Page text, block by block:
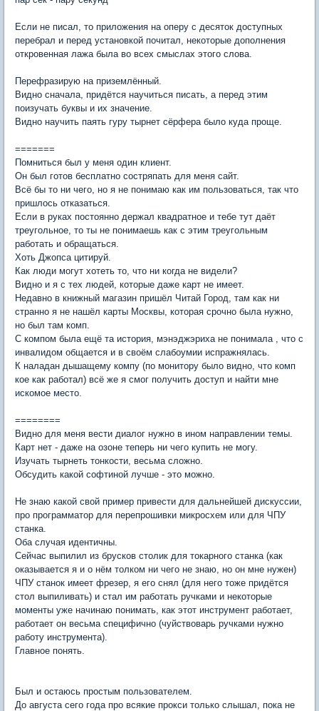
Если не писал, то приложения на оперу с десяток доступных
перебрал и перед установкой почитал, некоторые дополнения
откровенная лажа была во всех смыслах этого слова.
Перефразирую на приземлённый.
Видно сначала, придётся научиться писать, а перед этим
поизучать буквы и их значение.
Видно научить паять гуру тырнет сёрфера было куда проще.
=======
Помниться был у меня один клиент.
Он был готов бесплатно состряпать для меня сайт.
Всё бы то ни чего, но я не понимаю как им пользоваться, так что
пришлось отказаться.
Если в руках постоянно держал квадратное и тебе тут даёт
треугольное, то ты не понимаешь как с этим треугольным
работать и обращаться.
Хоть Джопса цитируй.
Как люди могут хотеть то, что ни когда не видели?
Видно и я с тех людей, которые даже карт не имеет.
Недавно в книжный магазин пришёл Читай Город, там как ни
странно я не нашёл карты Москвы, которая срочно была нужно,
но был там комп.
С компом была ещё та история, мэнэджэриха не понимала , что с
инвалидом общается и в своём слабоумии испражнялась.
К наладан дышащему компу (по монитору было видно, что комп
кое как работал) всё же я смог получить доступ и найти мне
искомое место.
========
Видно для меня вести диалог нужно в ином направлении темы.
Карт нет - даже на озоне теперь ни чего купить не могу.
Изучать тырнеть тонкости, весьма сложно.
Обсудить какой софтиной лучше - это можно.
Не знаю какой свой пример привести для дальнейшей дискуссии,
про программатор для перепрошивки микросхем или для ЧПУ
станка.
Оба случая идентичны.
Сейчас выпилил из брусков столик для токарного станка (как
оказывается я и о нём толком ни чего не знаю, но он мне нужен)
ЧПУ станок имеет фрезер, я его снял (для него тоже придётся
стол выпиливать) и стал им работать ручками и некоторые
моменты уже начинаю понимать, как этот инструмент работает,
работает он весьма специфично (чуйствоварь ручками нужно
работу инструмента).
Главное понять.
Был и остаюсь простым пользователем.
До августа сего года про всякие прокси только слышал, пока не